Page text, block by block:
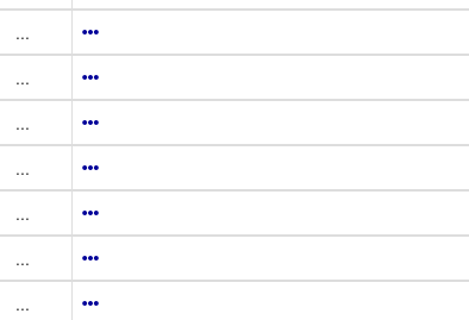
...
...
...
...
...
...
...